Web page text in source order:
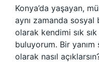
Konya’da yaşayan,
aynı zamanda sosyal
olarak kendimi sık
buluyorum. Bir
olarak nasıl